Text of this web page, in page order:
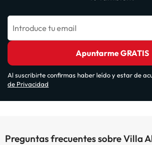
Introduce tu email
Apuntarme GRATIS
Al suscribirte confirmas haber leído y estar de
de Privacidad
Preguntas frecuentes sobre Villa